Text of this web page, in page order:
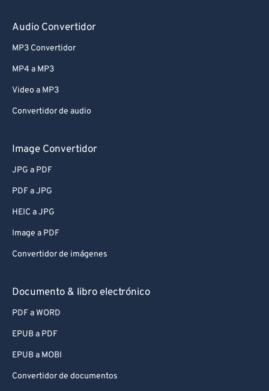
Audio Convertidor
MP3 Convertidor
MP4 a MP3
Video a MP3
Convertidor de audio
Image Convertidor
JPG a PDF
PDF a JPG
HEIC a JPG
Image a PDF
Convertidor de imágenes
Documento & libro electrónico
PDF a WORD
EPUB a PDF
EPUB a MOBI
Convertidor de documentos